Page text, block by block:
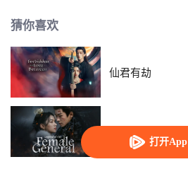
打开App
猜你喜欢
仙君有劫